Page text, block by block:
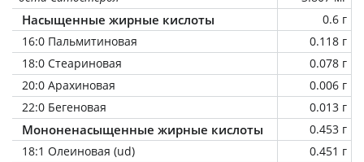
Насыщенные жирные кислоты
0.6 г
16:0 Пальмитиновая
0.118 г
18:0 Стеариновая
0.078 г
20:0 Арахиновая
0.006 г
22:0 Бегеновая
0.013 г
Мононенасыщенные жирные кислоты
0.453 г
18:1 Олеиновая (ud)
0.451 г